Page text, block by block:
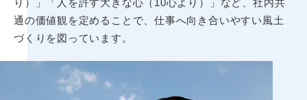
り）」「人を許す大きな心（10心より）」など、社内共
通の価値観を定めることで、仕事へ向き合いやすい風土
づくりを図っています。